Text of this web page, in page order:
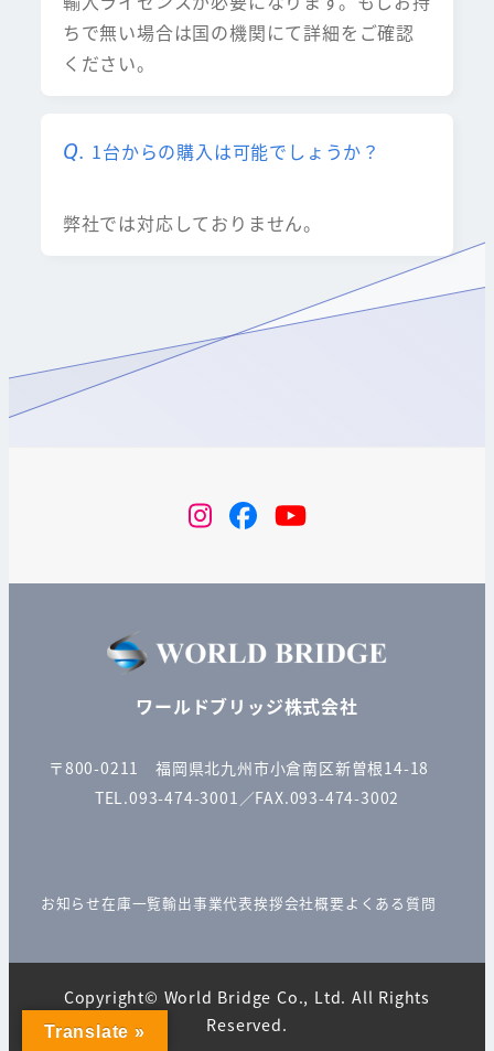
ちで無い場合は国の機関にて詳細をご確認
ください。
1台からの購入は可能でしょうか？
弊社では対応しておりません。
instagram
FacebookYouTube
ワールドブリッジ株式会社
〒800-0211 福岡県北九州市小倉南区新曽根14-18
TEL.093-474-3001／FAX.093-474-3002
お知らせ在庫一覧輸出事業代表挨拶会社概要よくある質問
Copyright© World Bridge Co., Ltd. All Rights
Reserved.
Translate »